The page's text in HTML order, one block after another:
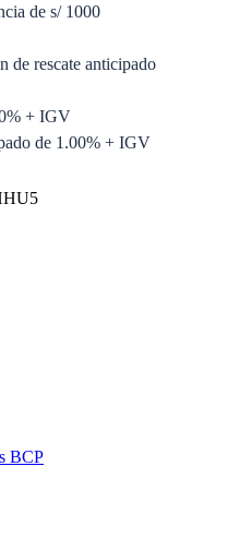
de s/ 1000
de rescate anticipado
+ IGV
de 1.00% + IGV
BCP